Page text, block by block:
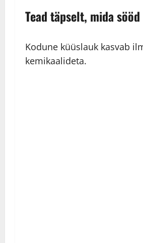
Tead täpselt, mida sööd
Kodune küüslauk kasvab
kemikaalideta.